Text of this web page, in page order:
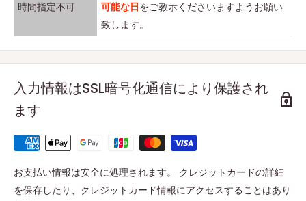
時間指定不可
可能な日をご教示くださいますようお願い
致します。
入力情報はSSL暗号化通信により保護され
ます
お支払い情報は安全に処理されます。 クレジットカードの詳細
を保存したり、クレジットカード情報にアクセスすることはあり